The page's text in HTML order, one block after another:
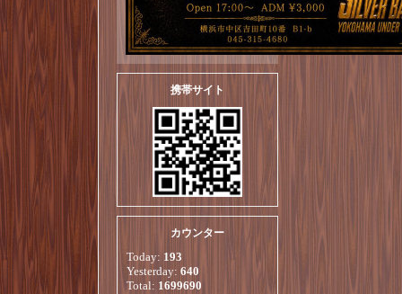
携帯サイト
カウンター
Today: 193
Yesterday: 640
Total: 1699690